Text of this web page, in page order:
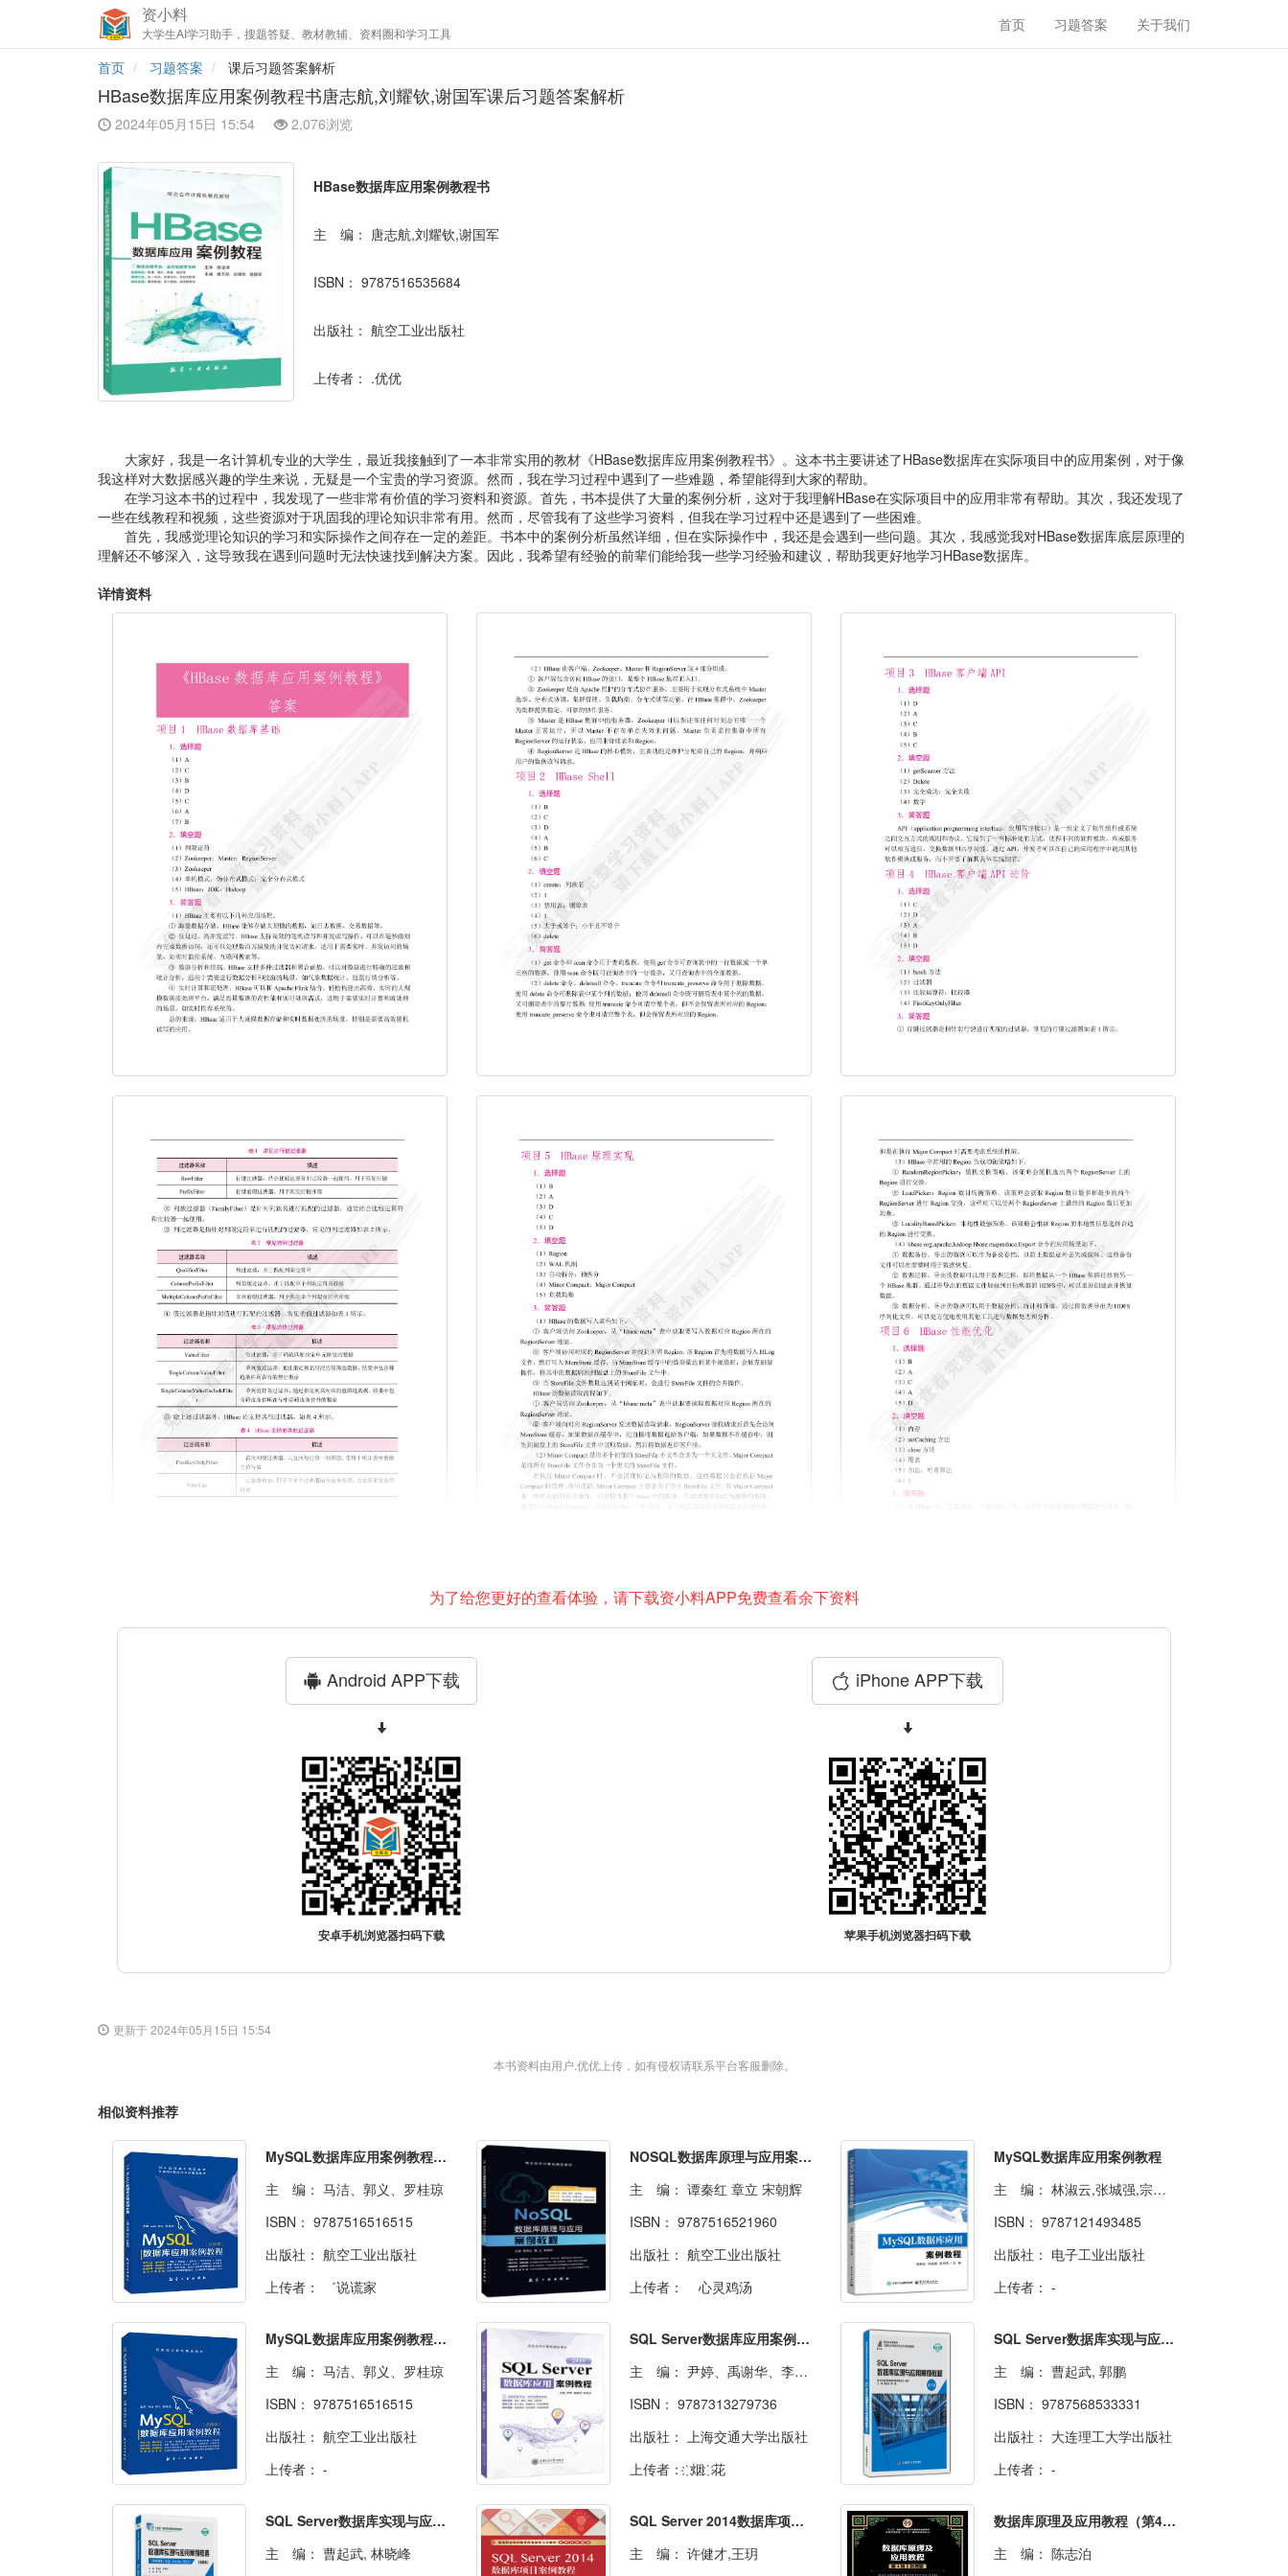
资小料
大学生AI学习助手，搜题答疑、教材教辅、资料圈和学习工具 首页 习题答案 关于我们
首页 习题答案 课后习题答案解析
HBase数据库应用案例教程书唐志航,刘耀钦,谢国军课后习题答案解析
2024年05月15日 15:54 2,076浏览
HBase数据库应用案例教程书
主 编： 唐志航,刘耀钦,谢国军
ISBN： 9787516535684
出版社： 航空工业出版社
上传者： .优优
大家好，我是一名计算机专业的大学生，最近我接触到了一本非常实用的教材《HBase数据库应用案例教程书》。这本书主要讲述了HBase数据库在实际项目中的应用案例，对于像
我这样对大数据感兴趣的学生来说，无疑是一个宝贵的学习资源。然而，我在学习过程中遇到了一些难题，希望能得到大家的帮助。
在学习这本书的过程中，我发现了一些非常有价值的学习资料和资源。首先，书本提供了大量的案例分析，这对于我理解HBase在实际项目中的应用非常有帮助。其次，我还发现了
一些在线教程和视频，这些资源对于巩固我的理论知识非常有用。然而，尽管我有了这些学习资料，但我在学习过程中还是遇到了一些困难。
首先，我感觉理论知识的学习和实际操作之间存在一定的差距。书本中的案例分析虽然详细，但在实际操作中，我还是会遇到一些问题。其次，我感觉我对HBase数据库底层原理的
理解还不够深入，这导致我在遇到问题时无法快速找到解决方案。因此，我希望有经验的前辈们能给我一些学习经验和建议，帮助我更好地学习HBase数据库。
详情资料
为了给您更好的查看体验，请下载资小料APP免费查看余下资料
Android APP下载
安卓手机浏览器扫码下载
iPhone APP下载
苹果手机浏览器扫码下载
更新于 2024年05月15日 15:54
本书资料由用户.优优上传，如有侵权请联系平台客服删除。
相似资料推荐
MySQL数据库应用案例教程（双色）
主 编： 马洁、郭义、罗桂琼
ISBN： 9787516516515
出版社： 航空工业出版社
上传者：
゛说谎家
NOSQL数据库原理与应用案例教程
主 编： 谭秦红 章立 宋朝辉
ISBN： 9787516521960
出版社： 航空工业出版社
上传者：
心灵鸡汤
MySQL数据库应用案例教程
主 编： 林淑云,张城强,宗京秀
ISBN： 9787121493485
出版社： 电子工业出版社
上传者： -
MySQL数据库应用案例教程（双色）（含微课）[本科]
主 编： 马洁、郭义、罗桂琼
ISBN： 9787516516515
出版社： 航空工业出版社
上传者： -
SQL Server数据库应用案例教程[2019]（双色）（含微课）
主 编： 尹婷、禹谢华、李彩玲
ISBN： 9787313279736
出版社：
上海交通大学出版社
上传者： ҉ 烟 ҉ 花
SQL Server数据库实现与应用案例教程（第三版）
主 编： 曹起武, 郭鹏
ISBN： 9787568533331
出版社： 大连理工大学出版社
上传者： -
SQL Server数据库实现与应用案例教程（第四版）
主 编： 曹起武, 林晓峰
SQL Server 2014数据库项目案例教程
主 编： 许健才,王玥
数据库原理及应用教程（第4版）
主 编： 陈志泊